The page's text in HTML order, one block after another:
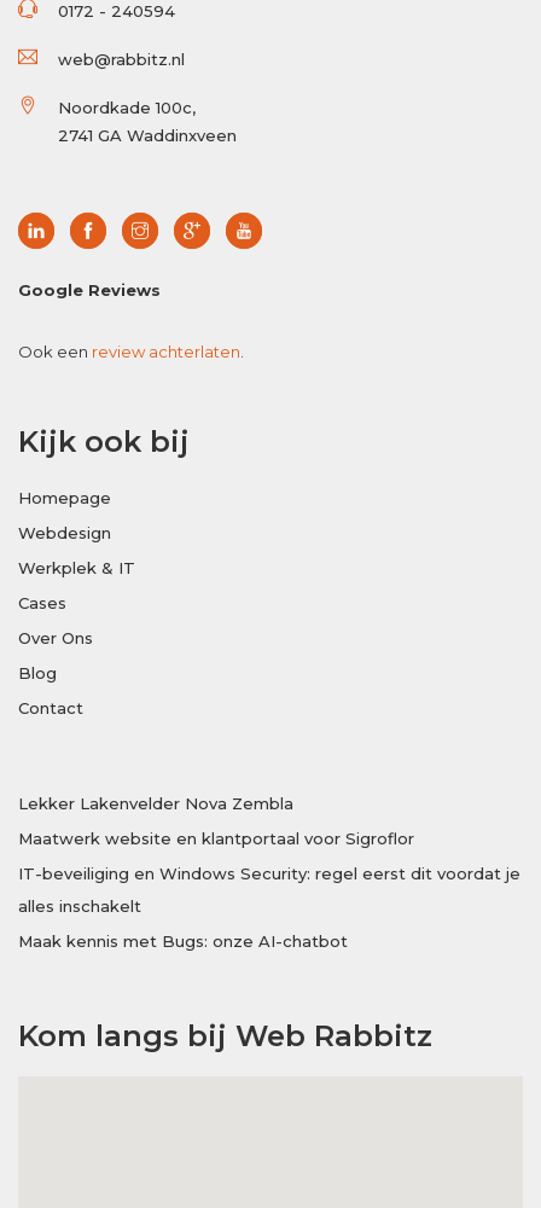
0172 - 240594
web@rabbitz.nl
Noordkade 100c,
2741 GA Waddinxveen
Google Reviews
Ook een review achterlaten
Kijk ook bij
Homepage
Webdesign
Werkplek & IT
Cases
Over Ons
Blog
Contact
Lekker Lakenvelder Nova Zembla
Maatwerk website en klantportaal voor Sigroflor
IT-beveiliging en Windows Security: regel eerst dit voordat je
alles inschakelt
Maak kennis met Bugs: onze AI-chatbot
Kom langs bij Web Rabbitz